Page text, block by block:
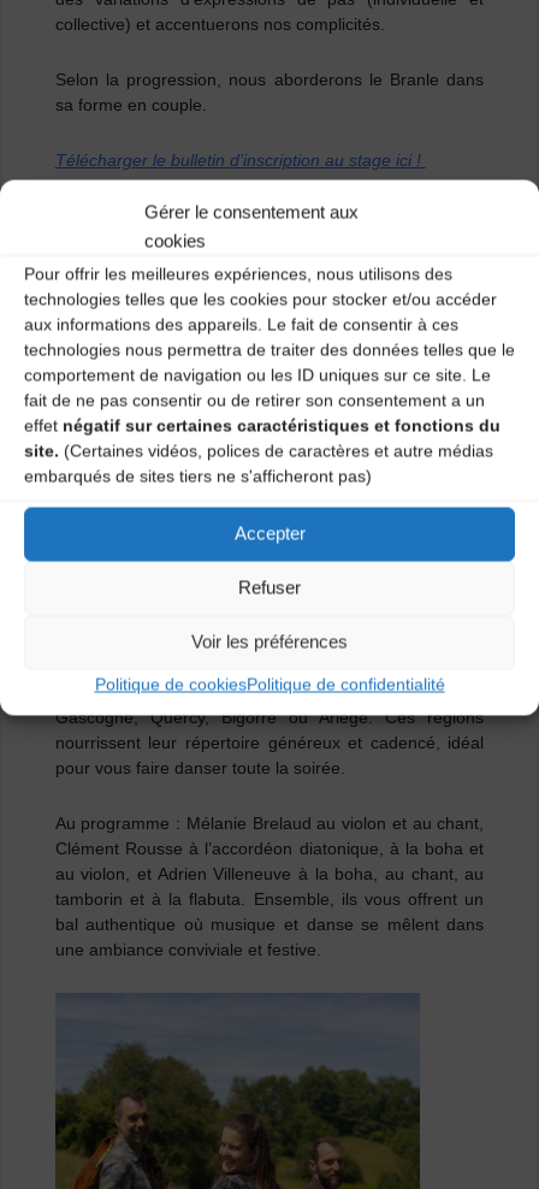
Gérer le consentement aux
cookies
Pour offrir les meilleures expériences, nous utilisons des
technologies telles que les cookies pour stocker et/ou accéder
aux informations des appareils. Le fait de consentir à ces
technologies nous permettra de traiter des données telles que le
comportement de navigation ou les ID uniques sur ce site. Le
fait de ne pas consentir ou de retirer son consentement a un
effet négatif sur certaines caractéristiques et fonctions du
site. (Certaines vidéos, polices de caractères et autre médias
embarqués de sites tiers ne s'afficheront pas)
Accepter
Refuser
Voir les préférences
Politique de cookiesPolitique de confidentialité
collective) et accentuerons nos complicités.
Selon la progression, nous aborderons le Branle dans
sa forme en couple
Télécharger le bulletin d’inscription au stage ici !
au son des musiques traditionnelles venues de
Gascogne, Quercy, Bigorre ou Ariège. Ces régions
nourrissent leur répertoire généreux et cadencé, idéal
pour vous faire danser toute la soirée.
Au programme : Mélanie Brelaud au violon et au chant,
Clément Rousse à l’accordéon diatonique, à la boha et
au violon, et Adrien Villeneuve à la boha, au chant, au
tamborin et à la flabuta. Ensemble, ils vous offrent un
bal authentique où musique et danse se mêlent dans
une ambiance conviviale et festive.